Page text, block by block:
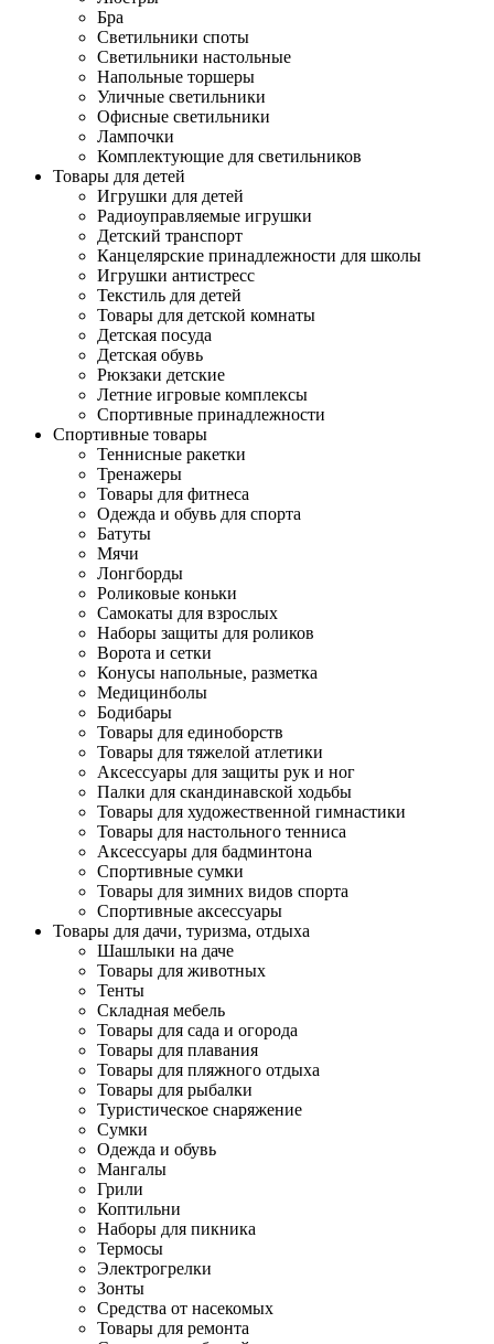
Бра
Светильники споты
Светильники настольные
Напольные торшеры
Уличные светильники
Офисные светильники
Лампочки
Комплектующие для светильников
Товары для детей
Игрушки для детей
Радиоуправляемые игрушки
Детский транспорт
Канцелярские принадлежности для школы
Игрушки антистресс
Текстиль для детей
Товары для детской комнаты
Детская посуда
Детская обувь
Рюкзаки детские
Летние игровые комплексы
Спортивные принадлежности
Спортивные товары
Теннисные ракетки
Тренажеры
Товары для фитнеса
Одежда и обувь для спорта
Батуты
Мячи
Лонгборды
Роликовые коньки
Самокаты для взрослых
Наборы защиты для роликов
Ворота и сетки
Конусы напольные, разметка
Медицинболы
Бодибары
Товары для единоборств
Товары для тяжелой атлетики
Аксессуары для защиты рук и ног
Палки для скандинавской ходьбы
Товары для художественной гимнастики
Товары для настольного тенниса
Аксессуары для бадминтона
Спортивные сумки
Товары для зимних видов спорта
Спортивные аксессуары
Товары для дачи, туризма, отдыха
Шашлыки на даче
Товары для животных
Тенты
Складная мебель
Товары для сада и огорода
Товары для плавания
Товары для пляжного отдыха
Товары для рыбалки
Туристическое снаряжение
Сумки
Одежда и обувь
Мангалы
Грили
Коптильни
Наборы для пикника
Термосы
Электрогрелки
Зонты
Средства от насекомых
Товары для ремонта